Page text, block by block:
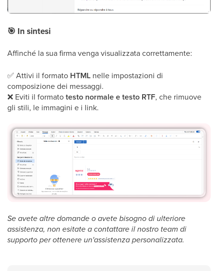
🎯 In sintesi
Affinché la sua firma venga visualizzata correttamente:
✅ Attivi il formato HTML nelle impostazioni di
composizione dei messaggi.
❌ Eviti il formatotesto normale e testo RTF, che rimuove
gli stili, le immagini e i link.
Se avete altre domande o avete bisogno di ulteriore
assistenza, non esitate a contattare il nostro team di
supporto per ottenere un'assistenza personalizzata.